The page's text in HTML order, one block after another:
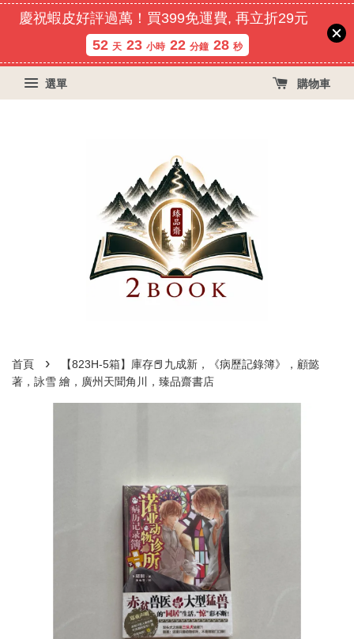
慶祝蝦皮好評過萬！買399免運費, 再立折29元
52 天 23 小時 22 分鐘 27 秒
選單 購物車
首頁 ›
【823H-5箱】庫存📕九成新，《病歷記錄簿》，顧懿
著，詠雪 繪，廣州天聞角川，臻品齋書店